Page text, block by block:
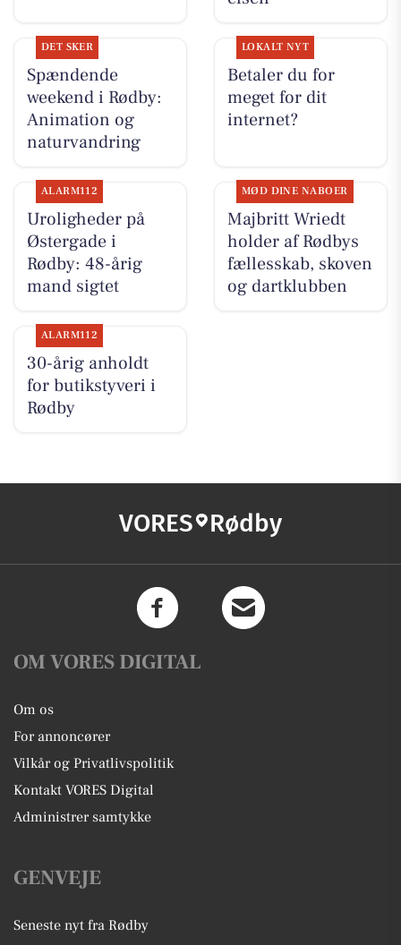
DET SKER
Spændende
weekend i Rødby:
Animation og
naturvandring
LOKALT NYT
Betaler du for
meget for dit
internet?
ALARM112
Uroligheder på
Østergade i
Rødby: 48-årig
mand sigtet
MØD DINE NABOER
Majbritt Wriedt
holder af Rødbys
fællesskab, skoven
og dartklubben
ALARM112
30-årig anholdt
for butikstyveri i
Rødby
VORES Rødby
OM VORES DIGITAL
Om os
For annoncører
Vilkår og Privatlivspolitik
Kontakt VORES Digital
Administrer samtykke
GENVEJE
Seneste nyt fra Rødby